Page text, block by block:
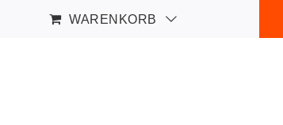
WARENKORB